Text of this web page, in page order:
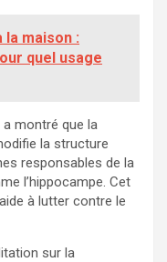
maison :
quel usage
a montré que la
la structure
responsables de la
l’hippocampe. Cet
à lutter contre le
sur la